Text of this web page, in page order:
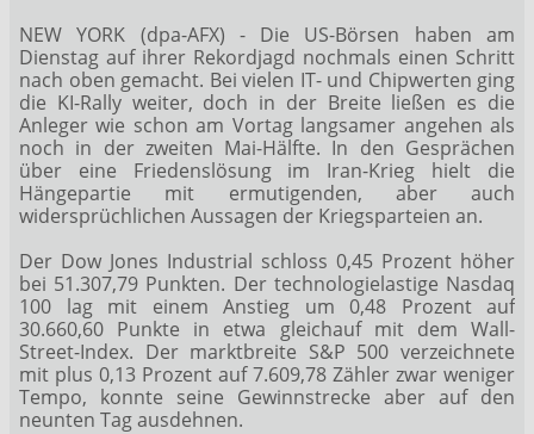
NEW YORK (dpa-AFX) - Die US-Börsen haben am
Dienstag auf ihrer Rekordjagd nochmals einen Schritt
nach oben gemacht. Bei vielen IT- und Chipwerten ging
die KI-Rally weiter, doch in der Breite ließen es die
Anleger wie schon am Vortag langsamer angehen als
noch in der zweiten Mai-Hälfte. In den Gesprächen
über eine Friedenslösung im Iran-Krieg hielt die
Hängepartie mit ermutigenden, aber auch
widersprüchlichen Aussagen der Kriegsparteien an.
Der Dow Jones Industrial schloss 0,45 Prozent höher
bei 51.307,79 Punkten. Der technologielastige Nasdaq
100 lag mit einem Anstieg um 0,48 Prozent auf
30.660,60 Punkte in etwa gleichauf mit dem Wall-
Street-Index. Der marktbreite S&P 500 verzeichnete
mit plus 0,13 Prozent auf 7.609,78 Zähler zwar weniger
Tempo, konnte seine Gewinnstrecke aber auf den
neunten Tag ausdehnen.